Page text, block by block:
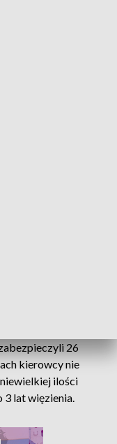
26
kierowcy nie
ilości
3 lat więzienia.